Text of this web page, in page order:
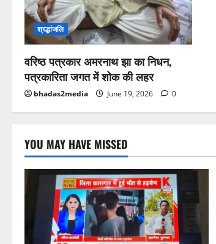
श्रद्धांजलि
वरिष्ठ पत्रकार अमरनाथ झा का निधन,
पत्रकारिता जगत में शोक की लहर
bhadas2media June 19, 2026 0
YOU MAY HAVE MISSED